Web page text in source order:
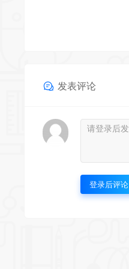
发表评论
登录后评论